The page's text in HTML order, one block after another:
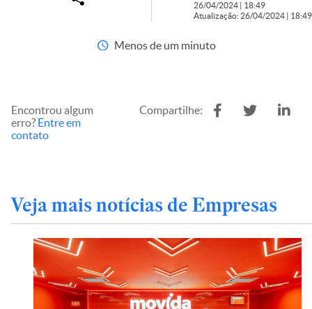
26/04/2024 | 18:49
Atualização: 26/04/2024 | 18:49
Menos de um minuto
Encontrou algum
erro? Entre em
contato
Compartilhe:
Veja mais notícias de Empresas